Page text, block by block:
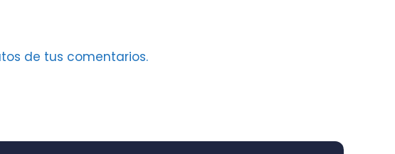
de tus comentarios.